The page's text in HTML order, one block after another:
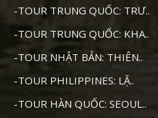
-TOUR TRUNG QUỐC: TRƯ..
-TOUR TRUNG QUỐC: KHA..
-TOUR NHẬT BẢN: THIÊN..
-TOUR PHILIPPINES: LẶ..
-TOUR HÀN QUỐC: SEOUL..